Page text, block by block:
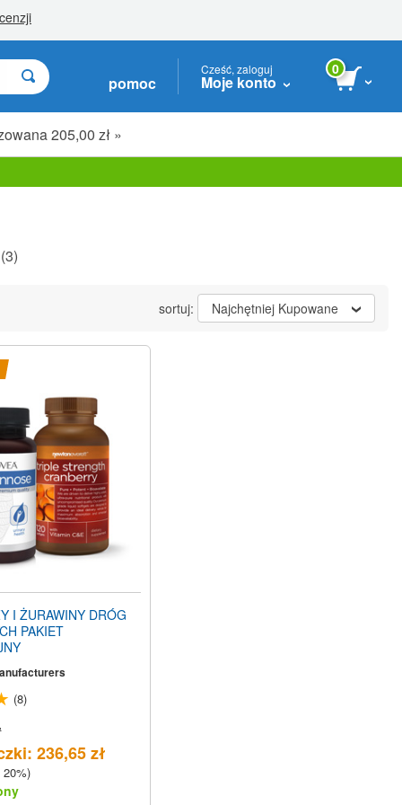
pomoc
Cześć, zaloguj
Moje konto
0
205,00 zł »
sortuj: Najchętniej Kupowane
I ŻURAWINY DRÓG
PAKIET
(8)
236,65 zł